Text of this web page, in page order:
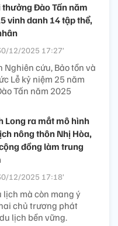
thưởng Đào Tấn năm
vinh danh 14 tập thể,
12/2025 17:27’
Nghiên cứu, Bảo tồn và
Lễ kỷ niệm 25 năm
Tấn năm 2025
Long ra mắt mô hình
nông thôn Nhị Hòa,
đồng làm trung
12/2025 17:18’
lịch mà còn mang ý
chủ trương phát
lịch bền vững.